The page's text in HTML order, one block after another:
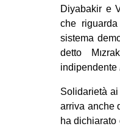
Diyabakir e
che
sistema
detto
indipendente
Solidarietà
arriva anche
ha dichiarato